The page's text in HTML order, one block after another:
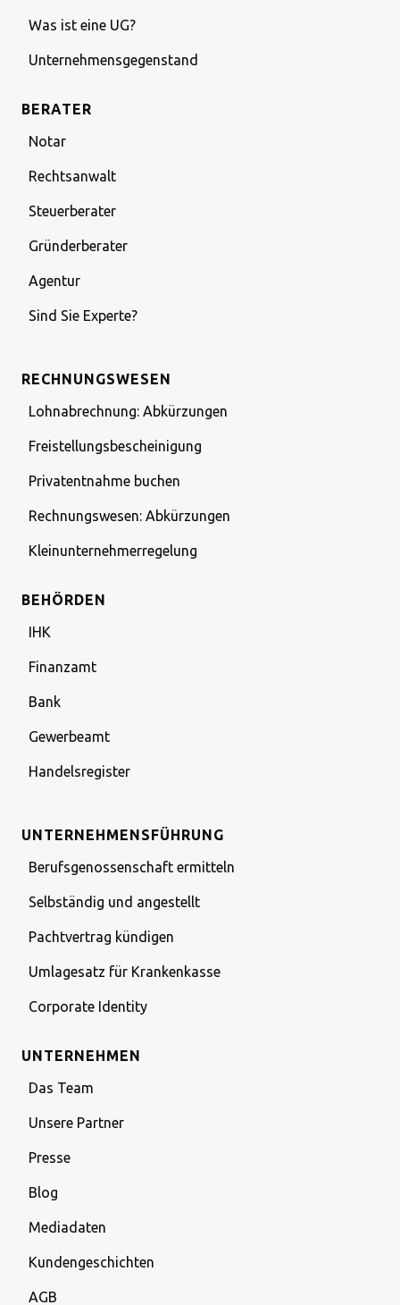
Was ist eine UG?
Unternehmensgegenstand
BERATER
Notar
Rechtsanwalt
Steuerberater
Gründerberater
Agentur
Sind Sie Experte?
RECHNUNGSWESEN
Lohnabrechnung: Abkürzungen
Freistellungsbescheinigung
Privatentnahme buchen
Rechnungswesen: Abkürzungen
Kleinunternehmerregelung
BEHÖRDEN
IHK
Finanzamt
Bank
Gewerbeamt
Handelsregister
UNTERNEHMENSFÜHRUNG
Berufsgenossenschaft ermitteln
Selbständig und angestellt
Pachtvertrag kündigen
Umlagesatz für Krankenkasse
Corporate Identity
UNTERNEHMEN
Das Team
Unsere Partner
Presse
Blog
Mediadaten
Kundengeschichten
AGB